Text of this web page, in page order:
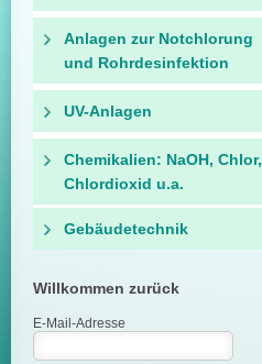
Anlagen zur Notchlorung
und Rohrdesinfektion
UV-Anlagen
Chemikalien: NaOH, Chlor,
Chlordioxid u.a.
Gebäudetechnik
Willkommen zurück
E-Mail-Adresse